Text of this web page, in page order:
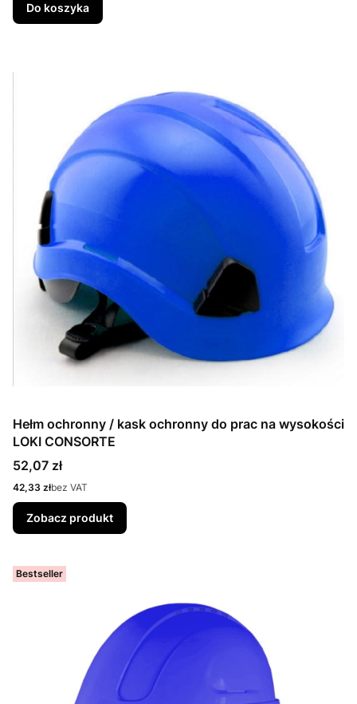
Do koszyka
Hełm ochronny / kask ochronny do prac na wysokości
LOKI CONSORTE
Cena
52,07 zł
Cena
42,33 złbez VAT
Zobacz produkt
Bestseller